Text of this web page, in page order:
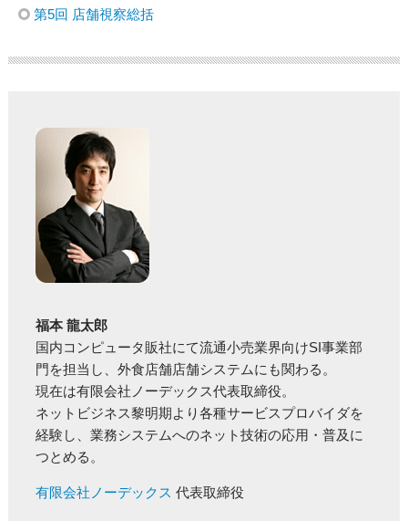
第5回 店舗視察総括
福本 龍太郎
国内コンピュータ販社にて流通小売業界向けSI事業部
門を担当し、外食店舗店舗システムにも関わる。
現在は有限会社ノーデックス代表取締役。
ネットビジネス黎明期より各種サービスプロバイダを
経験し、業務システムへのネット技術の応用・普及に
つとめる。
有限会社ノーデックス 代表取締役